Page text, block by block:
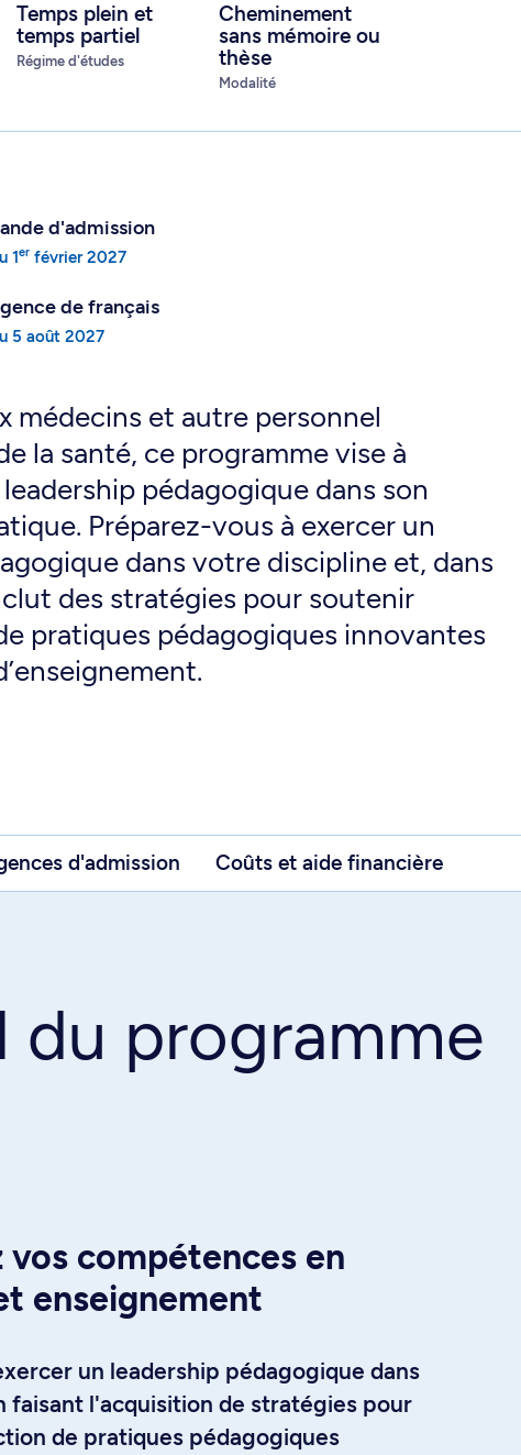
Temps plein et
temps partiel
Régime d'études
Cheminement
sans mémoire ou
thèse
Modalité
d'admission
1er février 2027
de français
5 août 2027
médecins et autre personnel
la santé, ce programme vise à
pédagogique dans son
Préparez-vous à exercer un
dans votre discipline et, dans
des stratégies pour soutenir
pratiques pédagogiques innovantes
d'admission Coûts et aide financière
du programme
vos compétences en
enseignement
un leadership pédagogique dans
faisant l'acquisition de stratégies pour
de pratiques pédagogiques